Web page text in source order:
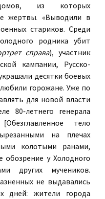
из которых
жертвы. «Выводили в
стариков. Среди
родника убит
справа), участник
кампании, Русско-
десятки боевых
горожане. Уже по
для новой власти
80-летнего генерала
тело
на плечах
колотыми ранами,
у Холодного
других мучеников.
не выдавались
дней: жители города